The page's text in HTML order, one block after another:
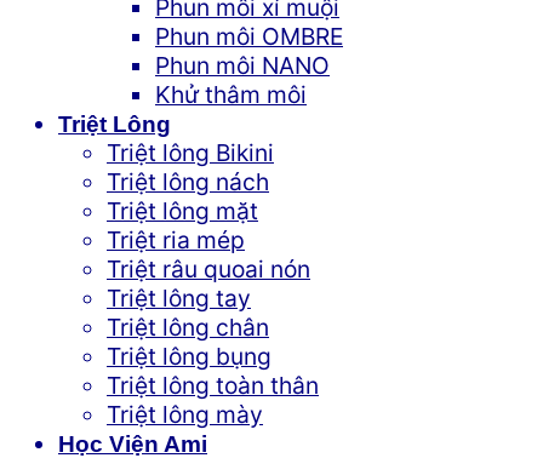
Phun môi xí muội
Phun môi OMBRE
Phun môi NANO
Khử thâm môi
Triệt Lông
Triệt lông Bikini
Triệt lông nách
Triệt lông mặt
Triệt ria mép
Triệt râu quoai nón
Triệt lông tay
Triệt lông chân
Triệt lông bụng
Triệt lông toàn thân
Triệt lông mày
Học Viện Ami